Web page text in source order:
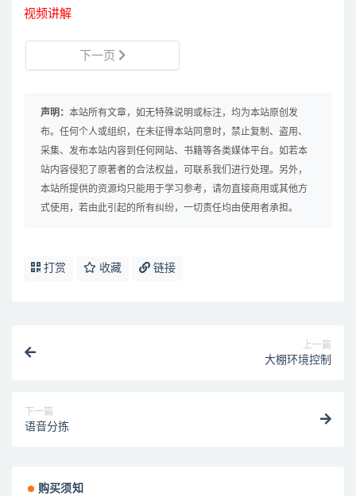
视频讲解
下一页
声明： 本站所有文章，如无特殊说明或标注，均为本站原创发
布。任何个人或组织，在未征得本站同意时，禁止复制、盗用、
采集、发布本站内容到任何网站、书籍等各类媒体平台。如若本
站内容侵犯了原著者的合法权益，可联系我们进行处理。另外，
本站所提供的资源均只能用于学习参考，请勿直接商用或其他方
式使用，若由此引起的所有纠纷，一切责任均由使用者承担。
打赏 收藏 链接
上一篇
大棚环境控制
下一篇
语音分拣
购买须知